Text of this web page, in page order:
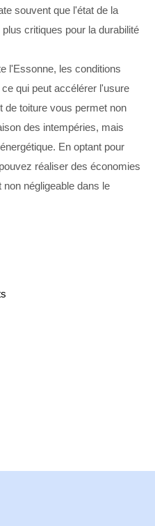
souvent que l'état de la
critiques pour la durabilité
l'Essonne, les conditions
qui peut accélérer l'usure
de toiture vous permet non
des intempéries, mais
En optant pour
réaliser des économies
négligeable dans le